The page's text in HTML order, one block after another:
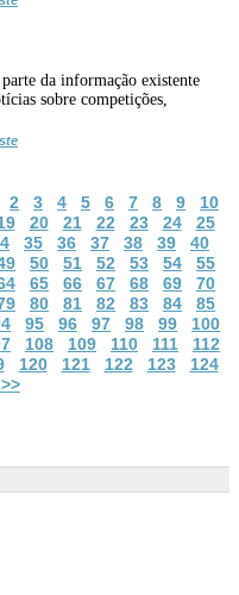
da informação existente
sobre competições,
2 3 4 5 6 7 8 9
10
20 21 22 23 24 25
35 36 37 38 39
40
50 51 52 53 54
55
65 66 67 68 69
70
80 81 82 83 84
85
95 96 97 98 99
100
108 109 110 111
112
120 121 122 123
124